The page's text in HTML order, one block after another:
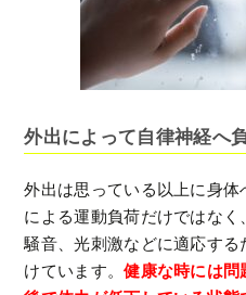
外出によって自律神経へ
外出は思っている以上に身
による運動負荷だけではなく
騒音、光刺激などに適応す
けています。健康な時には問